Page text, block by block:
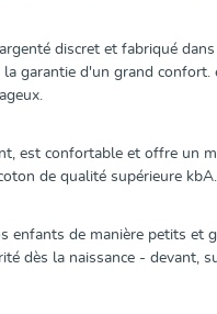
discret et fabriqué
garantie d'un grand confort.
est confortable et offre un
de qualité supérieure kbA.
enfants de manière petits et
dès la naissance - devant,